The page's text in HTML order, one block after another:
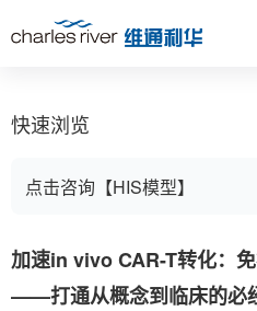
快速浏览
点击咨询【HIS模型】
加速in vivo CAR-T转化：
——打通从概念到临床的必